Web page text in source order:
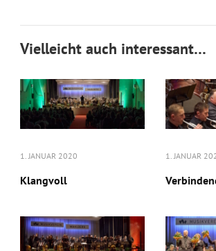
Vielleicht auch interessant…
1. JANUAR 2020
Klangvoll
1. JANUAR